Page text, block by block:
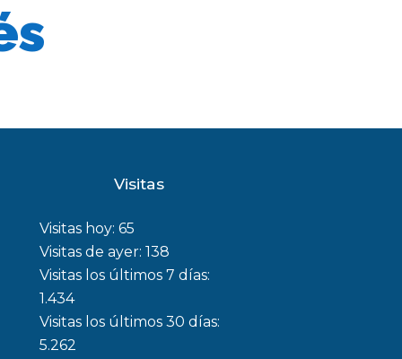
Visitas
Visitas hoy: 65
Visitas de ayer: 138
Visitas los últimos 7 días:
1.434
Visitas los últimos 30 días:
5.262